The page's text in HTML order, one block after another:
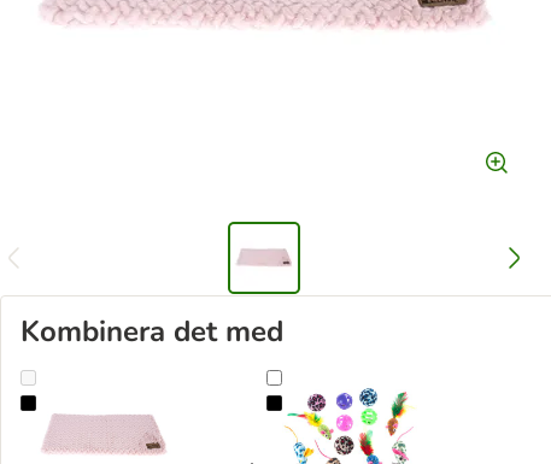
Kombinera det med
Modern Living Cidra fönsterbäddBollar & möss: kattleksaker i set